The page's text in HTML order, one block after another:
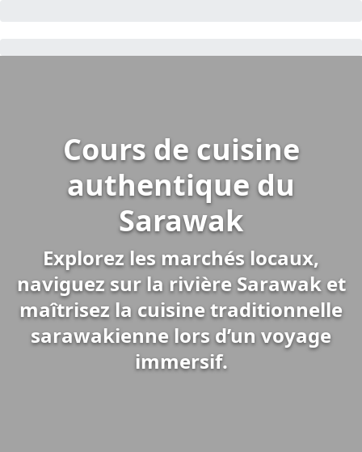
Cours de cuisine
authentique du
Sarawak
Explorez les marchés locaux,
naviguez sur la rivière Sarawak et
maîtrisez la cuisine traditionnelle
sarawakienne lors d’un voyage
immersif.